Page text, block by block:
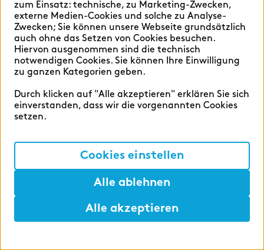
Märkte
Deutschland
Großbritannien
Italien
JETZT BEWERBEN - in 5 Minuten
zum Einsatz: technische, zu Marketing-Zwecken,
externe Medien-Cookies und solche zu Analyse-
Zwecken; Sie können unsere Webseite grundsätzlich
auch ohne das Setzen von Cookies besuchen.
Hiervon ausgenommen sind die technisch
notwendigen Cookies. Sie können Ihre Einwilligung
zu ganzen Kategorien geben.
Durch klicken auf "Alle akzeptieren" erklären Sie sich
einverstanden, dass wir die vorgenannten Cookies
setzen.
Cookies einstellen
Alle ablehnen
Alle akzeptieren